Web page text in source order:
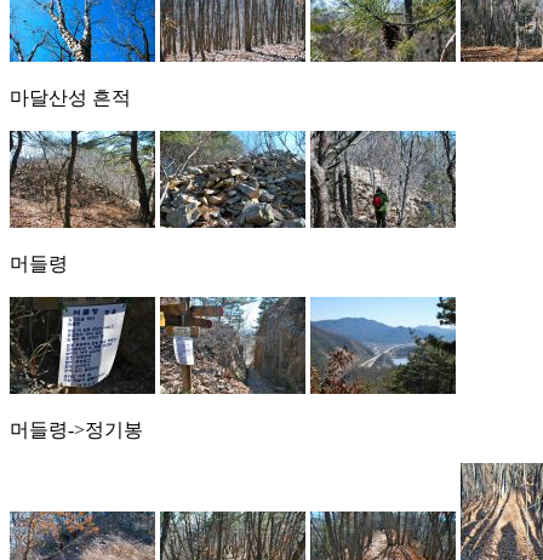
마달산성 흔적
머들령
머들령->정기봉